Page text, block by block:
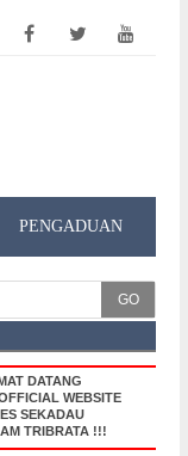
PENGADUAN
GO
SELAMAT DATANG
DI OFFICIAL WEBSITE
POLRES SEKADAU
SALAM TRIBRATA !!!